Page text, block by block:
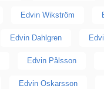
Edvin Wikström
Edvin Dahlgren
Edvin Pålsson
Edvin Oskarsson